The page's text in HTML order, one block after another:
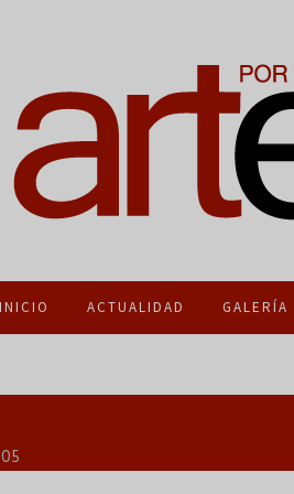
INICIO ACTUALIDAD GALERÍA